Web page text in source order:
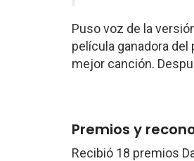
Puso voz de la
película ganadora
mejor canción.
Premios y
Recibió 18 premios